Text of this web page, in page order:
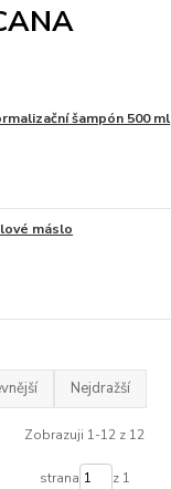
šampón 500 ml
máslo
Nejdražší
Zobrazuji 1-12 z 12
strana z 1